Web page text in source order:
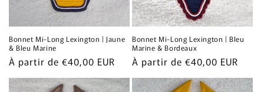
Bonnet Mi-Long Lexington | Jaune
& Bleu Marine
Prix
habituel
À partir de €40,00 EUR
Bonnet Mi-Long Lexington | Bleu
Marine & Bordeaux
Prix
habituel
À partir de €40,00 EUR